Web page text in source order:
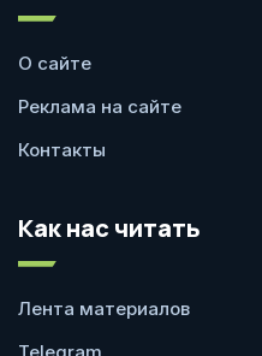
О сайте
Реклама на сайте
Контакты
Как нас читать
Лента материалов